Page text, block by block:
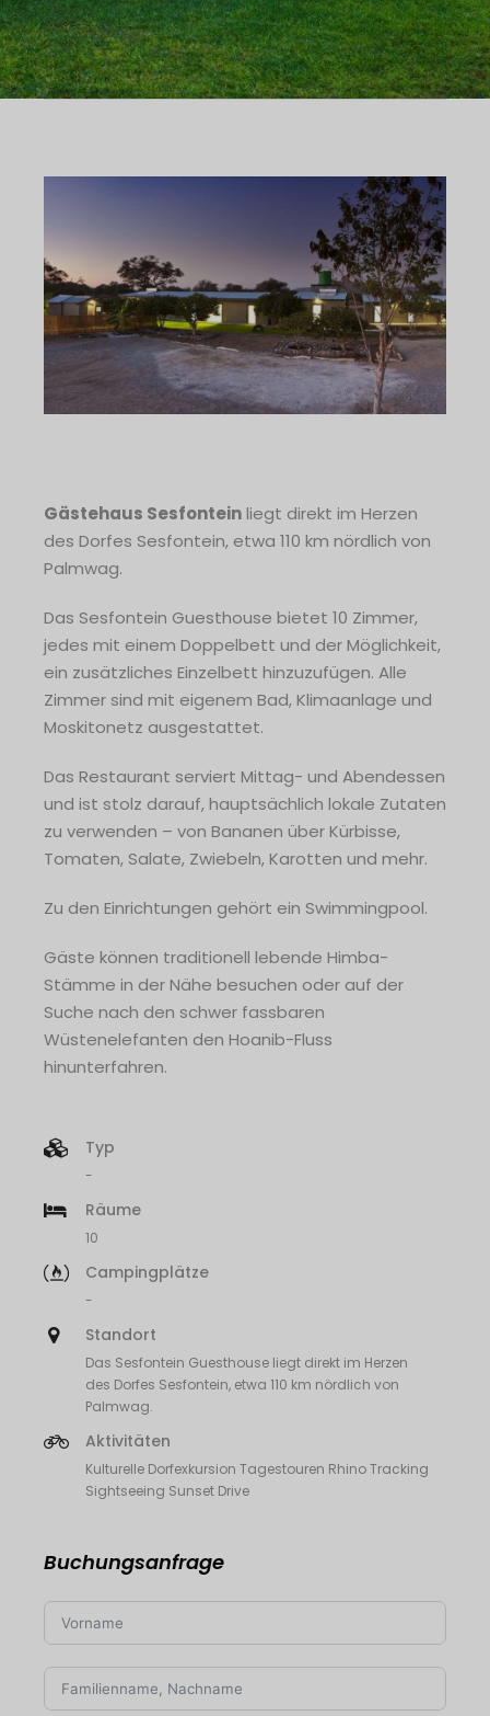
Gästehaus Sesfonteinliegt direkt im Herzen
des Dorfes Sesfontein, etwa 110 km nördlich von
Palmwag.
Das Sesfontein Guesthouse bietet 10 Zimmer,
jedes mit einem Doppelbett und der Möglichkeit,
ein zusätzliches Einzelbett hinzuzufügen. Alle
Zimmer sind mit eigenem Bad, Klimaanlage und
Moskitonetz ausgestattet.
Das Restaurant serviert Mittag- und Abendessen
und ist stolz darauf, hauptsächlich lokale Zutaten
zu verwenden – von Bananen über Kürbisse,
Tomaten, Salate, Zwiebeln, Karotten und mehr.
Zu den Einrichtungen gehört ein Swimmingpool.
Gäste können traditionell lebende Himba-
Stämme in der Nähe besuchen oder auf der
Suche nach den schwer fassbaren
Wüstenelefanten den Hoanib-Fluss
hinunterfahren.
Typ
-
Räume
10
Campingplätze
-
Standort
Das Sesfontein Guesthouse liegt direkt im Herzen
des Dorfes Sesfontein, etwa 110 km nördlich von
Palmwag.
Aktivitäten
Kulturelle Dorfexkursion Tagestouren Rhino Tracking
Sightseeing Sunset Drive
Buchungsanfrage